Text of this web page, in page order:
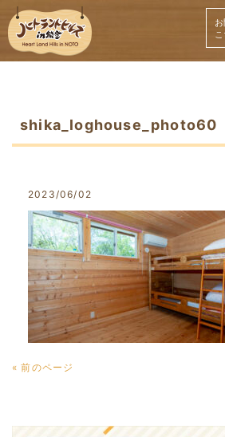
shika_loghouse_photo60
2023/06/02
« 前のページ